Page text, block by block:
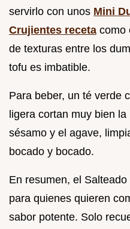
servirlo con unos Mini
Crujientes receta como
de texturas entre los
tofu es imbatible.
Para beber, un té verde
ligera cortan muy bien
sésamo y el agave,
bocado y bocado.
En resumen, el
para quienes quieren
sabor potente. Solo